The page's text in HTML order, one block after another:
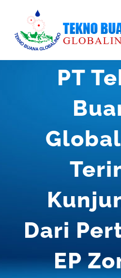
content
PT
Dari
EP